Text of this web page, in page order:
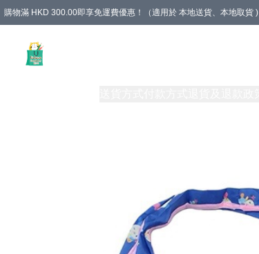
購物滿 HKD 300.00即享免運費優惠！（適用於 本地送貨、本地取貨 )